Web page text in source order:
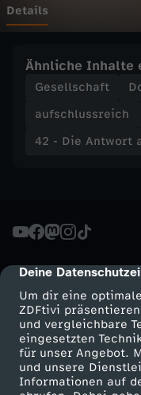
cmp-dialog-
Deine
Um dir eine
ZDFtivi
und vergleichbare
eingesetzten
für unser Angebot.
und unsere
Informationen auf
t
u
f
s
t
a
l
Details
Ähnliche Inhalte
Gesellschaft
aufschlussreich
42 - Die Antwort
Mehr ZDF
ZDF-Apps